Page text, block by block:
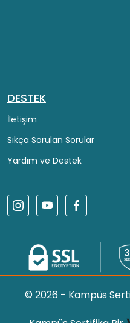
DESTEK
İletişim
Sıkça Sorulan Sorular
Yardım ve Destek
© 2026 - Kampüs